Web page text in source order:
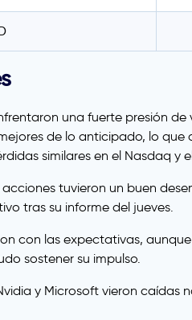
una fuerte presión
de lo anticipado, lo
similares en el Nasdaq y
tuvieron un buen
tras su informe del jueves.
con las expectativas,
sostener su impulso.
y Microsoft vieron